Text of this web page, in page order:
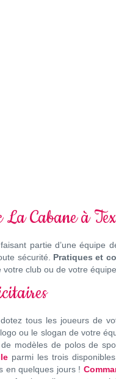
La Cabane à
partie d’une équipe
sécurité. Pratiques et
club ou de votre
, dotez tous les joueurs de
ou le slogan de votre
modèles de polos de
parmi les trois
en quelques jours !